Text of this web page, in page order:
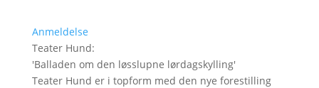
Anmeldelse
Teater Hund:
'Balladen om den løsslupne lørdagskylling'
Teater Hund er i topform med den nye forestilling